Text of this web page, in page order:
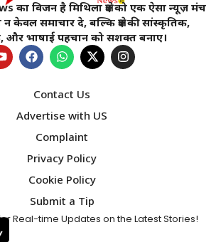
का विजन है मिथिला क्षेत्र को एक ऐसा न्यूज़ मंच
न केवल समाचार दे, बल्कि क्षेत्र की सांस्कृतिक,
और भाषाई पहचान को सशक्त बनाए।
Contact Us
Advertise with US
Complaint
Privacy Policy
Cookie Policy
Submit a Tip
Real-time Updates on the Latest Stories!
Mithila News